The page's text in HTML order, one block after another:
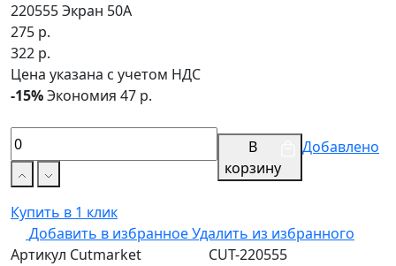
220555 Экран 50А
275 р.
322 р.
Цена указана с учетом НДС
-15%Экономия 47 р.
В
корзину
Добавлено
Купить в 1 клик
Добавить в избранноеУдалить из избранного
Артикул Cutmarket
CUT-220555